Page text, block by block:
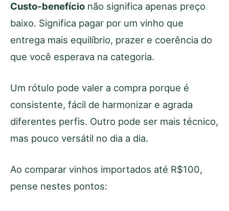
Custo-benefício não significa apenas preço
baixo. Significa pagar por um vinho que
entrega mais equilíbrio, prazer e coerência do
que você esperava na categoria.
Um rótulo pode valer a compra porque é
consistente, fácil de harmonizar e agrada
diferentes perfis. Outro pode ser mais técnico,
mas pouco versátil no dia a dia.
Ao comparar vinhos importados até R$100,
pense nestes pontos: